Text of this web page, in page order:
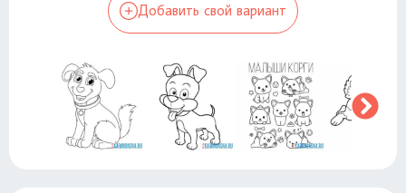
Добавить свой вариант